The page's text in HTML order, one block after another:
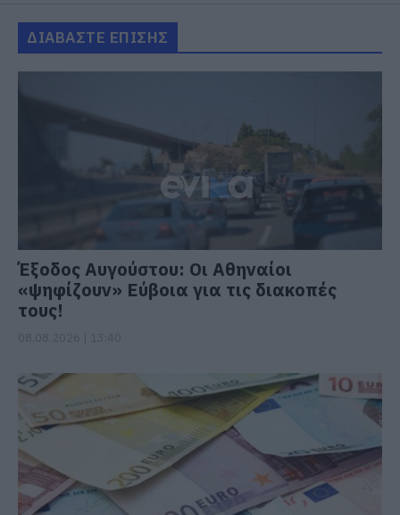
ΔΙΑΒΑΣΤΕ ΕΠΙΣΗΣ
Έξοδος Αυγούστου: Οι Αθηναίοι
«ψηφίζουν» Εύβοια για τις διακοπές
τους!